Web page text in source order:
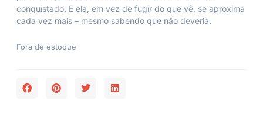
conquistado. E ela, em vez de fugir do que vê, se aproxima
cada vez mais – mesmo sabendo que não deveria.
Fora de estoque